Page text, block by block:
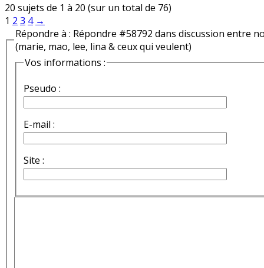
20 sujets de 1 à 20 (sur un total de 76)
1 2 3 4 →
Répondre à : Répondre #58792 dans discussion entre
(marie, mao, lee, lina & ceux qui veulent)
Vos informations :
Pseudo :
E-mail :
Site :